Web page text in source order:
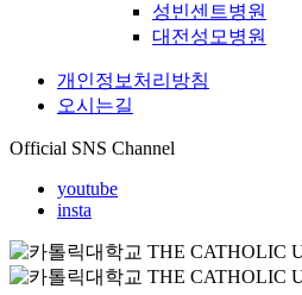
성빈센트병원
대전성모병원
개인정보처리방침
오시는길
Official SNS Channel
youtube
insta